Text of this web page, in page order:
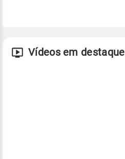
Vídeos em destaque